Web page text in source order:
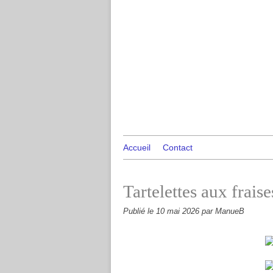
Accueil Contact
Tartelettes aux
Publié le 10 mai 2026 par ManueB